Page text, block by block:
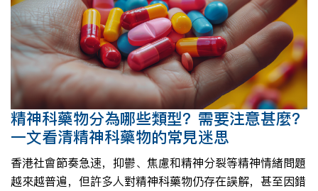
精神科藥物分為哪些類型？需要注意甚麼？
一文看清精神科藥物的常見迷思
香港社會節奏急速，抑鬱、焦慮和精神分裂等精神情緒問題
越來越普遍，但許多人對精神科藥物仍存在誤解，甚至因錯